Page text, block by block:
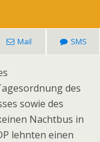
Mail SMS
des
sowie des
Nachtbus in
lehnten einen